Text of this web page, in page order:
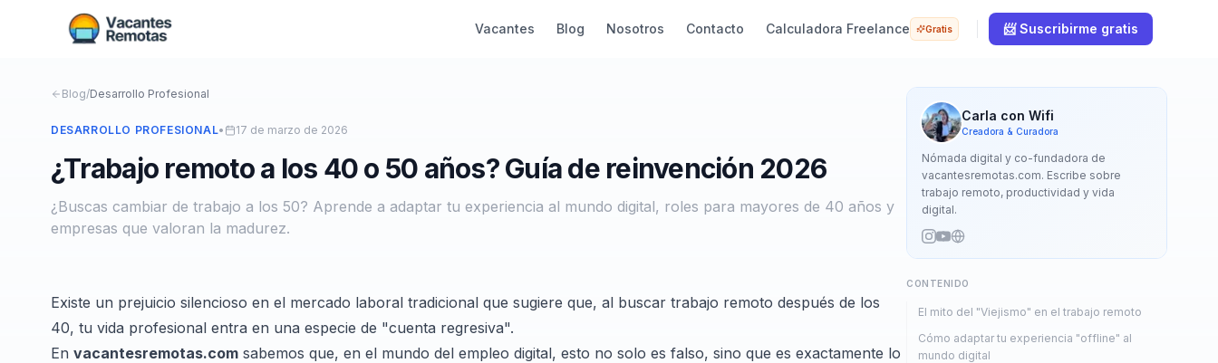
Vacantes Blog Nosotros Contacto Calculadora Freelance Gratis 📨 Suscribirme gratis
Blog/Desarrollo Profesional
DESARROLLO PROFESIONAL• 17 de marzo de 2026
¿Trabajo remoto a los 40 o 50 años? Guía de reinvención 2026
¿Buscas cambiar de trabajo a los 50? Aprende a adaptar tu experiencia al mundo digital, roles para mayores de 40 años y
empresas que valoran la madurez.
Existe un prejuicio silencioso en el mercado laboral tradicional que sugiere que, al buscar trabajo remoto después de los
40, tu vida profesional entra en una especie de "cuenta regresiva".
En vacantesremotas.com sabemos que, en el mundo del empleo digital, esto no solo es falso, sino que es exactamente lo
Carla con Wifi
Creadora & Curadora
Nómada digital y co-fundadora de
vacantesremotas.com. Escribe sobre
trabajo remoto, productividad y vida
digital.
CONTENIDO
El mito del "Viejismo" en el trabajo remoto
Cómo adaptar tu experiencia "offline" al
mundo digital